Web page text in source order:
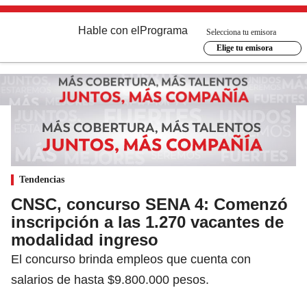
Hable con el Programa
Selecciona tu emisora
Elige tu emisora
Tendencias
CNSC, concurso SENA 4: Comenzó
inscripción a las 1.270 vacantes de
modalidad ingreso
El concurso brinda empleos que cuenta con
salarios de hasta $9.800.000 pesos.